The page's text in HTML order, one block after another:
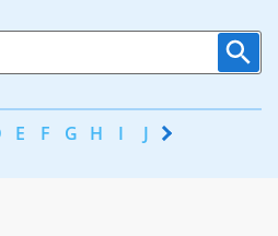
E F G H I J K